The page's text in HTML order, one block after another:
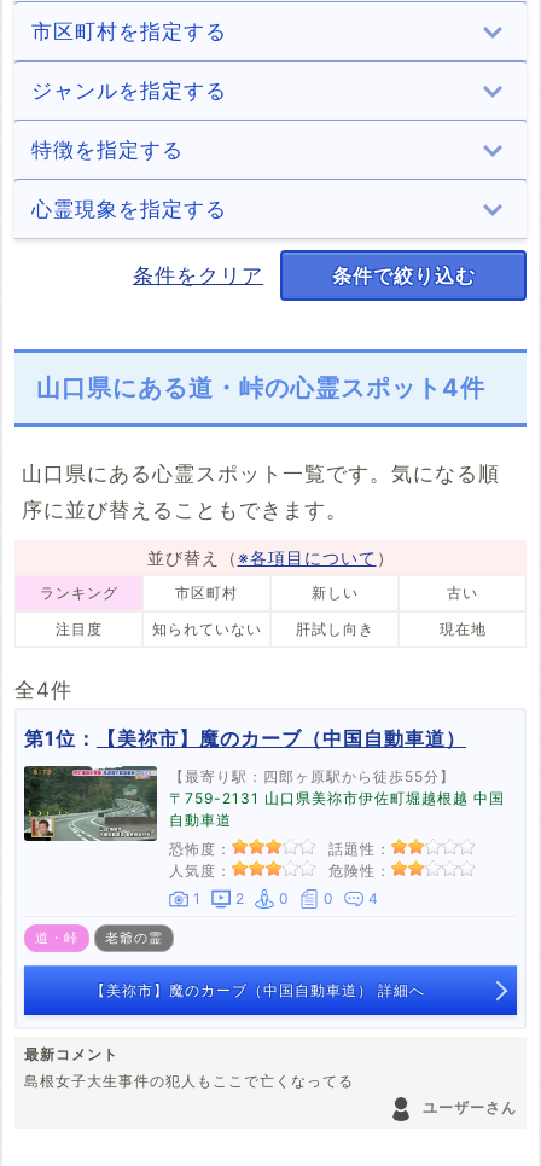
市区町村を指定する
29件
宇部市
8件
防府市
4件
3件 1件
1件
田布施町
1件
平生町
1件
ジャンルを指定する
トンネル
17件
ホテル・旅館
14件 7件
7件
海
7件
湖（池）・ダム
9件
6件
特徴を指定する
処刑場
1件
心霊現象を指定する
1件
正体不明の霊
1件
条件をクリア 条件で絞り込む
山口県にある道・峠の心霊スポット4件
山口県にある心霊スポット一覧です。気になる順
序に並び替えることもできます。
並び替え（※各項目について ）
ランキング 市区町村 新しい
古い
注目度
知られていない 肝試し向き 現在地
全4件
第1位：
【美祢市】魔のカーブ（中国自動車道）
【最寄り駅：四郎ヶ原駅から徒歩55分】
〒759-2131 山口県美祢市伊佐町堀越根越 中国
自動車道
恐怖度：
話題性：
人気度：
危険性：
1
2 0 0 4
道・峠 老爺の霊
【美祢市】魔のカーブ（中国自動車道） 詳細へ
最新コメント
島根女子大生事件の犯人もここで亡くなってる
ユーザーさん